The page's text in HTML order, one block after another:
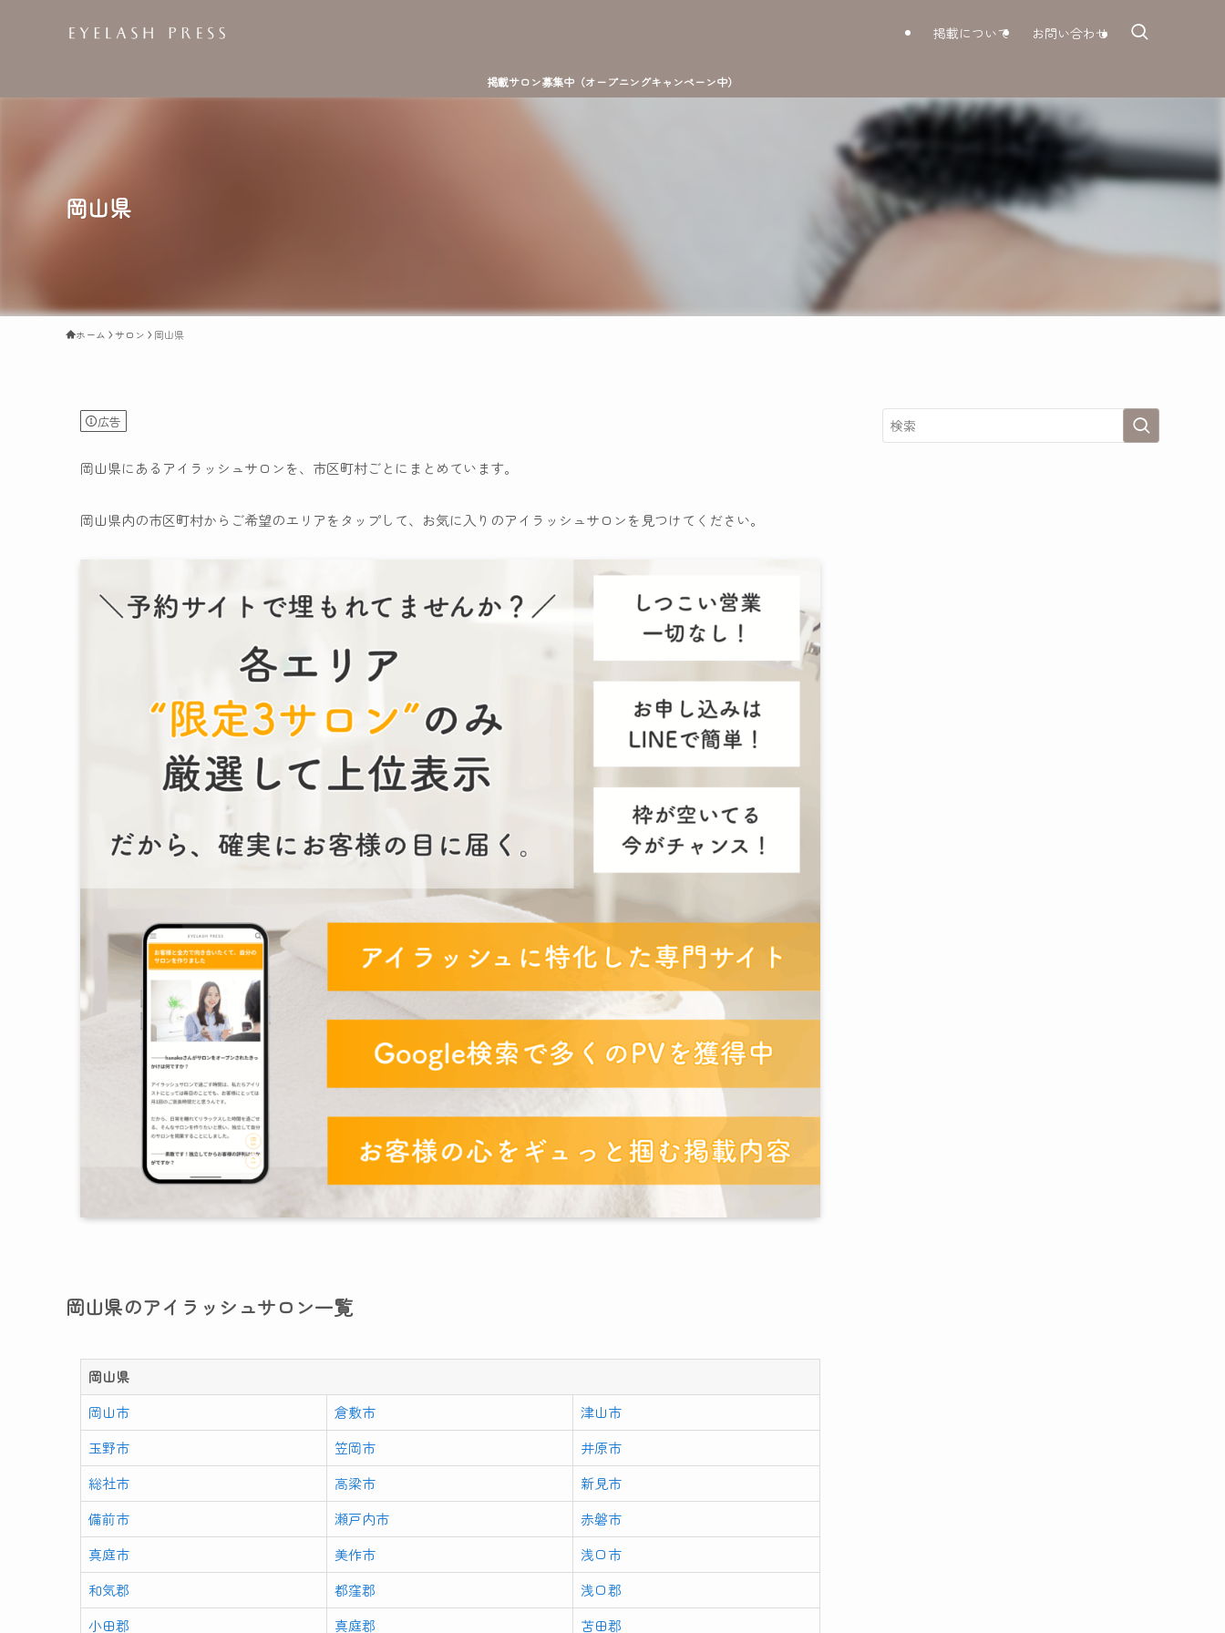
掲載について お問い合わせ
掲載サロン募集中（オープニングキャンペーン中）
岡山県
ホーム サロン 岡山県
広告
岡山県にあるアイラッシュサロンを、市区町村ごとにまとめています。
岡山県内の市区町村からご希望のエリアをタップして、お気に入りのアイラッシュサロンを見つけてください。
岡山県のアイラッシュサロン一覧
岡山県
岡山市
倉敷市
津山市
玉野市
笠岡市
井原市
総社市
高梁市
新見市
備前市
瀬戸内市
赤磐市
真庭市
美作市
浅口市
和気郡
都窪郡
浅口郡
小田郡
真庭郡 苫田郡